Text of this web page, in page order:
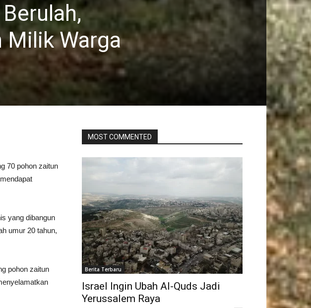
Milik Warga
70 pohon zaitun
yang dibangun
umur 20 tahun,
pohon zaitun
MOST COMMENTED
Berita Terbaru
Israel Ingin Ubah Al-Quds Jadi
Yerussalem Raya